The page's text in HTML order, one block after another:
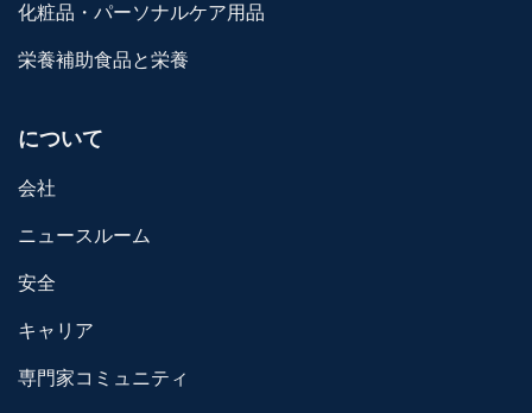
化粧品・パーソナルケア用品
栄養補助食品と栄養
について
会社
ニュースルーム
安全
キャリア
専門家コミュニティ